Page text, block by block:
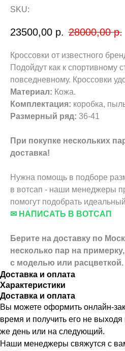
SKU:
23500,00 р. 28000,00 р.
Кроссовки от известного
Подойдут как к спортивному
повседневному. Кроссовки
Материал: Кожа.
Комплектация: коробка,
Размерный ряд: 36-41
При покупке нескольких
доставка!
Нужна помощь в подборе
в вотсап - наши менеджеры
помогут подобрать
✉ НАПИСАТЬ В ВОТСАП
Берите на доставку по
несколько пар на примерку,
с моделью или расцветкой.
Доставка и оплата
Характеристики
Доставка и оплата
Вы можете оформить онлайн-
время и получить его не
же день или на следующий.
Наши менеджеры свяжутся с